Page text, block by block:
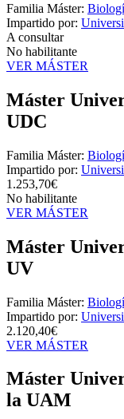
Familia Máster:
Impartido por:
A consultar
No habilitante
VER MÁSTER
Máster
UDC
Familia Máster:
Impartido por:
1.253,70€
No habilitante
VER MÁSTER
Máster
UV
Familia Máster:
Impartido por:
2.120,40€
VER MÁSTER
Máster
la UAM